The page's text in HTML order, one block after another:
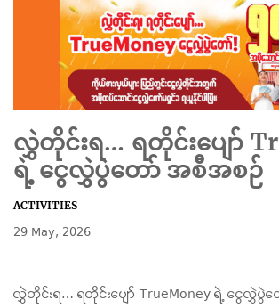
လွှဲတိုင်းရ… ရတိုင်းပျော်
ရဲ့ ငွေလွှဲပွဲတော် အစီအစဉ်
ACTIVITIES
29 May, 2026
လွှဲတိုင်းရ… ရတိုင်းပျော် TrueMoney ရဲ့ ငွေလွှဲပွဲ